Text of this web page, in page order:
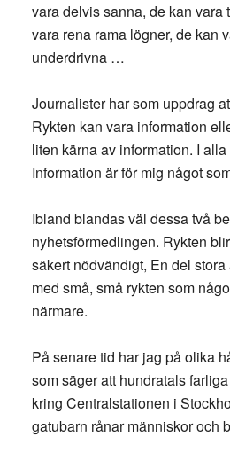
vara delvis sanna, de kan vara
vara rena rama lögner, de kan
underdrivna …
Journalister har som uppdrag
Rykten kan vara information
liten kärna av information. I
Information är för mig något
Ibland blandas väl dessa två
nyhetsförmedlingen. Rykten
säkert nödvändigt, En del
med små, små rykten som
närmare.
På senare tid har jag på olika
som säger att hundratals
kring Centralstationen i
gatubarn rånar människor och